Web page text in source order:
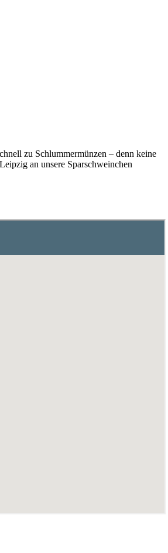
zu Schlummermünzen – denn keine
an unsere Sparschweinchen